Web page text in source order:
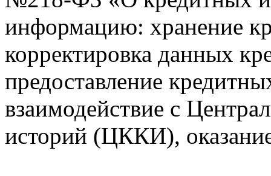
информацию: хранение
корректировка данных
предоставление
взаимодействие с
историй (ЦККИ),